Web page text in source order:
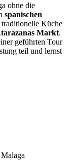
ohne die
spanischen
Küche
Markt.
geführten Tour
teil und lernst